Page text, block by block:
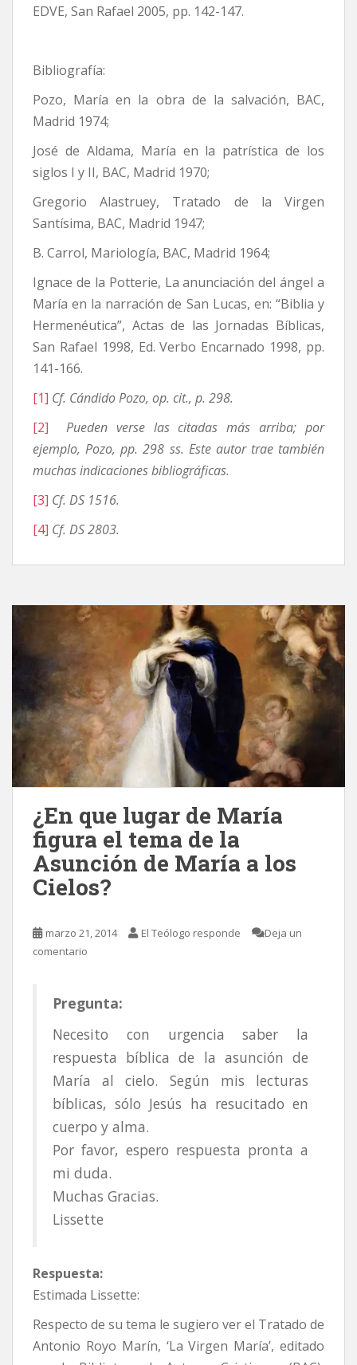
EDVE, San Rafael 2005, pp. 142-147.
Bibliografía:
Pozo, María en la obra de la salvación, BAC,
Madrid 1974;
José de Aldama, María en la patrística de los
siglos I y II, BAC, Madrid 1970;
Gregorio Alastruey, Tratado de la Virgen
Santísima, BAC, Madrid 1947;
B. Carrol, Mariología, BAC, Madrid 1964;
Ignace de la Potterie, La anunciación del ángel a
María en la narración de San Lucas, en: “Biblia y
Hermenéutica”, Actas de las Jornadas Bíblicas,
San Rafael 1998, Ed. Verbo Encarnado 1998, pp.
141-166.
[1] Cf. Cándido Pozo, op. cit., p. 298.
[2]
Pueden verse las citadas más arriba; por
ejemplo, Pozo, pp. 298 ss. Este autor trae también
muchas indicaciones bibliográficas.
[3] Cf. DS 1516.
[4] Cf. DS 2803.
¿En que lugar de María
figura el tema de la
Asunción de María a los
Cielos?
marzo 21, 2014 El Teólogo responde
Deja un
comentario
Pregunta:
Necesito con urgencia saber la
respuesta bíblica de la asunción de
María al cielo. Según mis lecturas
bíblicas, sólo Jesús ha resucitado en
cuerpo y alma.
Por favor, espero respuesta pronta a
mi duda.
Muchas Gracias.
Lissette
Respuesta:
Estimada Lissette:
Respecto de su tema le sugiero ver el Tratado de
Antonio Royo Marín, ‘La Virgen María’, editado